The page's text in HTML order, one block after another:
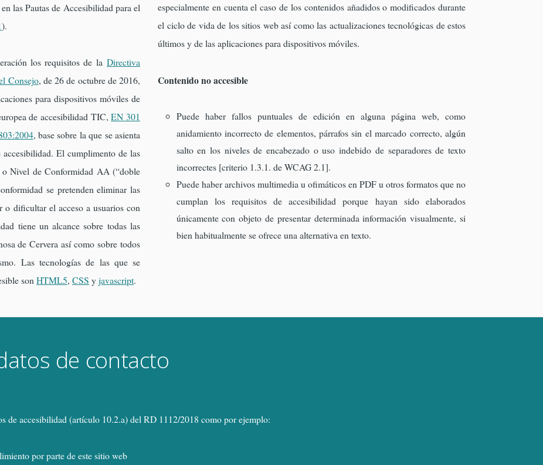
las Pautas de Accesibilidad para el
).
los requisitos de la Directiva
Consejo, de 26 de octubre de 2016,
para dispositivos móviles de
de accesibilidad TIC,EN 301
, base sobre la que se asienta
El cumplimento de las
Nivel de Conformidad AA (“doble
se pretenden eliminar las
o dificultar el acceso a usuarios con
tiene un alcance sobre todas las
de Cervera así como sobre todos
Las tecnologías de las que se
sonHTML5, CSS yjavascript.
especialmente en cuenta el caso de los contenidos añadidos o modificados durante
el ciclo de vida de los sitios web así como las actualizaciones tecnológicas de estos
últimos y de las aplicaciones para dispositivos móviles.
Contenido no accesible
Puede haber fallos puntuales de edición en alguna página web, como
anidamiento incorrecto de elementos, párrafos sin el marcado correcto, algún
salto en los niveles de encabezado o uso indebido de separadores de texto
incorrectes [criterio 1.3.1. de WCAG 2.1].
Puede haber archivos multimedia u ofimáticos en PDF u otros formatos que no
cumplan los requisitos de accesibilidad porque hayan sido elaborados
únicamente con objeto de presentar determinada información visualmente, si
bien habitualmente se ofrece una alternativa en texto.
de contacto
de accesibilidad (artículo 10.2.a) del RD 1112/2018 como por ejemplo:
por parte de este sitio web